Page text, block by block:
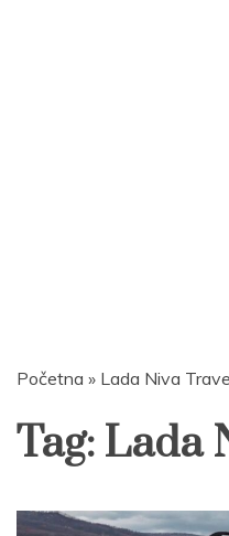
Početna » Lada Niva
Tag: Lada